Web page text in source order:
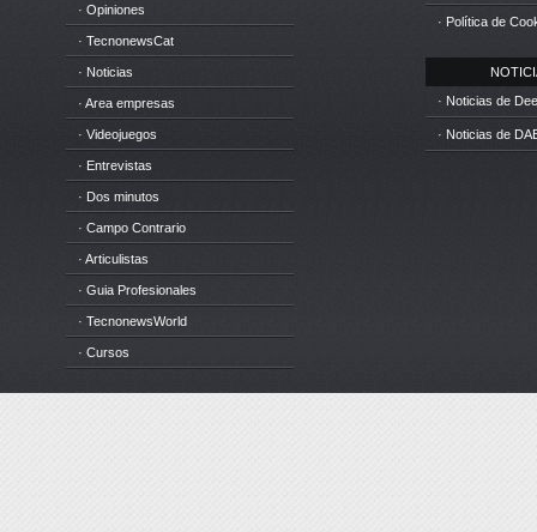
· Opiniones
· TecnonewsCat
· Noticias
· Area empresas
· Videojuegos
· Entrevistas
· Dos minutos
· Campo Contrario
· Articulistas
· Guia Profesionales
· TecnonewsWorld
· Cursos
· Política de
· Noticias de
· Noticias de